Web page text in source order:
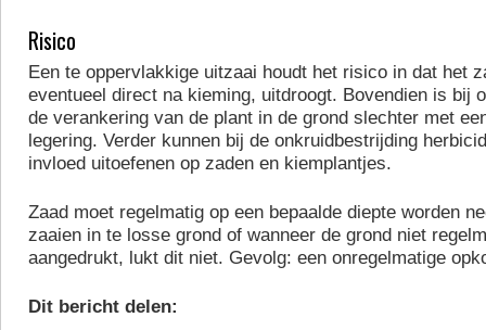
Risico
Een te oppervlakkige uitzaai houdt het risico in dat het
eventueel direct na kieming, uitdroogt. Bovendien is bij
de verankering van de plant in de grond slechter met
legering. Verder kunnen bij de onkruidbestrijding
invloed uitoefenen op zaden en kiemplantjes.
Zaad moet regelmatig op een bepaalde diepte worden
zaaien in te losse grond of wanneer de grond niet
aangedrukt, lukt dit niet. Gevolg: een onregelmatige
Dit bericht delen: